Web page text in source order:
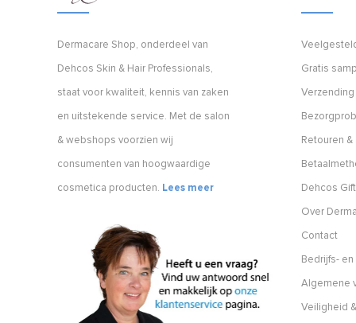
Dermacare Shop, onderdeel van
Dehcos Skin & Hair Professionals,
staat voor kwaliteit, kennis van zaken
en uitstekende service. Met de salon
& webshops voorzien wij
consumenten van hoogwaardige
cosmetica producten. Lees meer
Gratis
Retouren &
Dehcos
Over
Contact
Bedrijfs-
Algemene
Veiligheid